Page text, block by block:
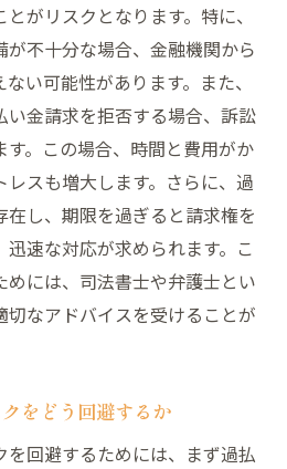
がリスクとなります。特に、
不十分な場合、金融機関から
い可能性があります。また、
い金請求を拒否する場合、訴訟
す。この場合、時間と費用がか
スも増大します。さらに、過
し、期限を過ぎると請求権を
速な対応が求められます。こ
には、司法書士や弁護士とい
切なアドバイスを受けることが
をどう回避するか
回避するためには、まず過払